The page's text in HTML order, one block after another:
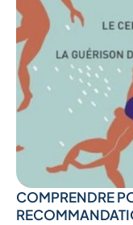
COMPRENDRE